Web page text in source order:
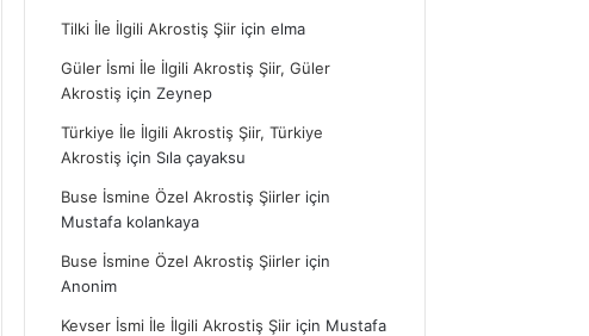
Tilki İle İlgili Akrostiş Şiir içinelma
Güler İsmi İle İlgili Akrostiş Şiir, Güler
Akrostiş içinZeynep
Türkiye İle İlgili Akrostiş Şiir, Türkiye
Akrostiş için Sıla çayaksu
Buse İsmine Özel Akrostiş Şiirler için
Mustafa kolankaya
Buse İsmine Özel Akrostiş Şiirler için
Anonim
Kevser İsmi İle İlgili Akrostiş Şiir için Mustafa